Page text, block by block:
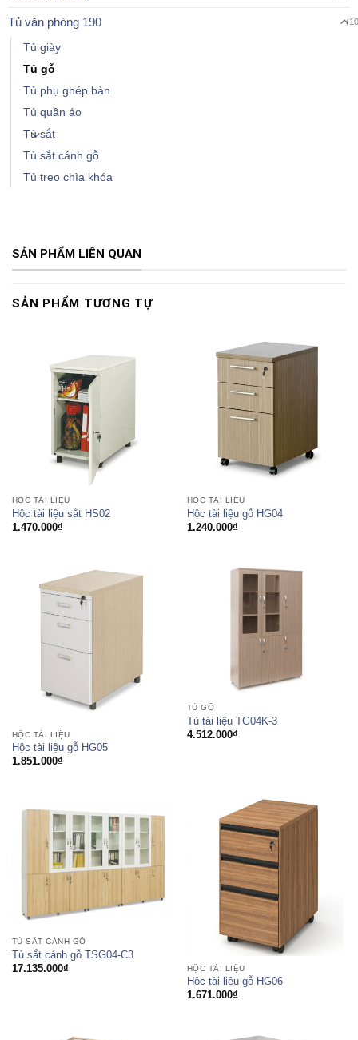
Tủ văn phòng 190
Tủ giày
Tủ gỗ
Tủ phụ ghép bàn
Tủ quần áo
Tủ sắt
Tủ sắt cánh gỗ
Tủ treo chìa khóa
SẢN PHẨM LIÊN QUAN
SẢN PHẨM TƯƠNG TỰ
HỘC TÀI LIỆU
Hộc tài liệu sắt HS02
1.470.000₫
HỘC TÀI LIỆU
Hộc tài liệu gỗ HG04
1.240.000₫
HỘC TÀI LIỆU
Hộc tài liệu gỗ HG05
1.851.000₫
TỦ GỖ
Tủ tài liệu TG04K-3
4.512.000₫
TỦ SẮT CÁNH GỖ
Tủ sắt cánh gỗ TSG04-C3
17.135.000₫ HỘC TÀI LIỆU
Hộc tài liệu gỗ HG06
1.671.000₫